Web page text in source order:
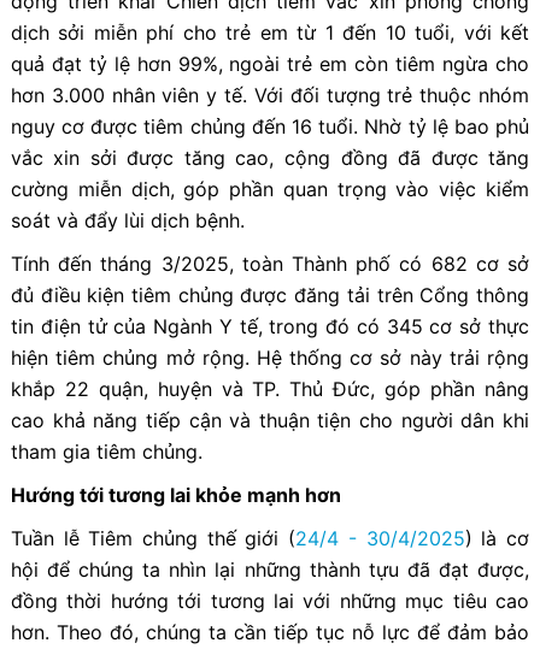
dịch sởi miễn phí cho trẻ em từ 1 đến 10 tuổi, với kết
quả đạt tỷ lệ hơn 99%, ngoài trẻ em còn tiêm ngừa cho
hơn 3.000 nhân viên y tế. Với đối tượng trẻ thuộc nhóm
nguy cơ được tiêm chủng đến 16 tuổi. Nhờ tỷ lệ bao phủ
vắc xin sởi được tăng cao, cộng đồng đã được tăng
cường miễn dịch, góp phần quan trọng vào việc kiểm
soát và đẩy lùi dịch bệnh.
Tính đến tháng 3/2025, toàn Thành phố có 682 cơ sở
đủ điều kiện tiêm chủng được đăng tải trên Cổng thông
tin điện tử của Ngành Y tế, trong đó có 345 cơ sở thực
hiện tiêm chủng mở rộng. Hệ thống cơ sở này trải rộng
khắp 22 quận, huyện và TP. Thủ Đức, góp phần nâng
cao khả năng tiếp cận và thuận tiện cho người dân khi
tham gia tiêm chủng.
Hướng tới tương lai khỏe mạnh hơn
Tuần lễ Tiêm chủng thế giới (24/4 - 30/4/2025) là cơ
hội để chúng ta nhìn lại những thành tựu đã đạt được,
đồng thời hướng tới tương lai với những mục tiêu cao
hơn. Theo đó, chúng ta cần tiếp tục nỗ lực để đảm bảo